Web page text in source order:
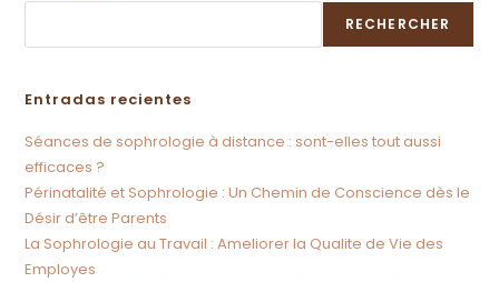
RECHERCHER
Entradas recientes
Séances de sophrologie à distance : sont-elles tout aussi
efficaces ?
Périnatalité et Sophrologie : Un Chemin de Conscience dès le
Désir d’être Parents
La Sophrologie au Travail : Ameliorer la Qualite de Vie des
Employes